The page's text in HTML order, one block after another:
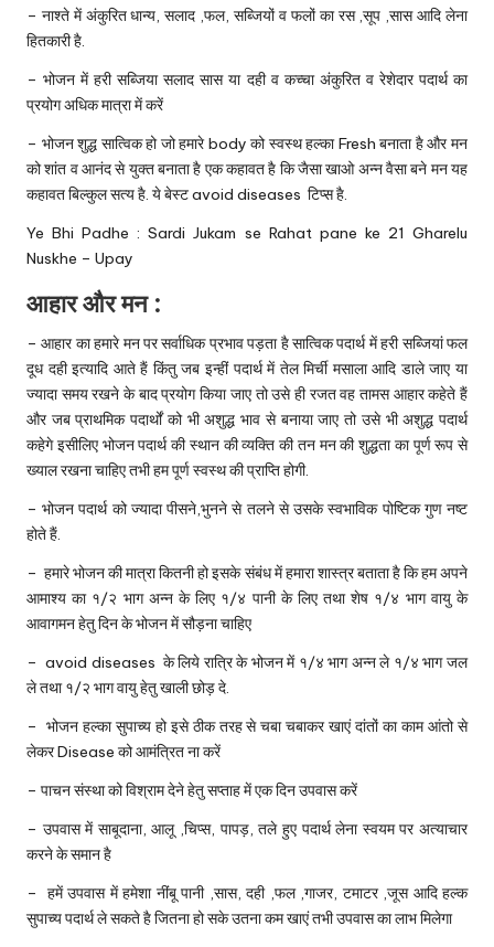
– नाश्ते में अंकुरित धान्य, सलाद ,फल, सब्जियों व फलों का रस ,सूप ,सास आदि लेना
हितकारी है.
– भोजन में हरी सब्जिया सलाद सास या दही व कच्चा अंकुरित व रेशेदार पदार्थ का
प्रयोग अधिक मात्रा में करें
– भोजन शुद्ध सात्विक हो जो हमारे body को स्वस्थ हल्का Fresh बनाता है और मन
को शांत व आनंद से युक्त बनाता है एक कहावत है कि जैसा खाओ अन्न वैसा बने मन यह
कहावत बिल्कुल सत्य है. ये बेस्ट avoid diseases टिप्स है.
Ye Bhi Padhe :Sardi Jukam se Rahat pane ke 21 Gharelu
Nuskhe – Upay
आहार और मन :
– आहार का हमारे मन पर सर्वाधिक प्रभाव पड़ता है सात्विक पदार्थ में हरी सब्जियां फल
दूध दही इत्यादि आते हैं किंतु जब इन्हीं पदार्थ में तेल मिर्ची मसाला आदि डाले जाए या
ज्यादा समय रखने के बाद प्रयोग किया जाए तो उसे ही रजत वह तामस आहार कहेते हैं
और जब प्राथमिक पदार्थों को भी अशुद्ध भाव से बनाया जाए तो उसे भी अशुद्ध पदार्थ
कहेगे इसीलिए भोजन पदार्थ की स्थान की व्यक्ति की तन मन की शुद्धता का पूर्ण रूप से
ख्याल रखना चाहिए तभी हम पूर्ण स्वस्थ की प्राप्ति होगी.
– भोजन पदार्थ को ज्यादा पीसने,भुनने से तलने से उसके स्वभाविक पोष्टिक गुण नष्ट
होते हैं.
– हमारे भोजन की मात्रा कितनी हो इसके संबंध में हमारा शास्त्र बताता है कि हम अपने
आमाश्य का १/२ भाग अन्न के लिए १/४ पानी के लिए तथा शेष १/४ भाग वायु के
आवागमन हेतु दिन के भोजन में सौड़ना चाहिए
– avoid diseases के लिये रात्रि के भोजन में १/४ भाग अन्न ले १/४ भाग जल
ले तथा १/२ भाग वायु हेतु खाली छोड़ दे.
– भोजन हल्का सुपाच्य हो इसे ठीक तरह से चबा चबाकर खाएं दांतों का काम आंतो से
लेकर Disease को आमंत्रित ना करें
– पाचन संस्था को विश्राम देने हेतु सप्ताह में एक दिन उपवास करें
– उपवास में साबूदाना, आलू ,चिप्स, पापड़, तले हुए पदार्थ लेना स्वयम पर अत्याचार
करने के समान है
– हमें उपवास में हमेशा नींबू पानी ,सास, दही ,फल ,गाजर, टमाटर ,जूस आदि हल्क
सुपाच्य पदार्थ ले सकते है जितना हो सके उतना कम खाएं तभी उपवास का लाभ मिलेगा